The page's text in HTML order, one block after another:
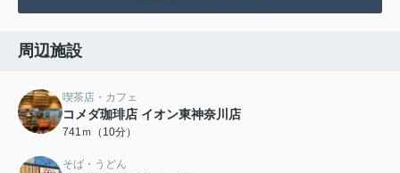
周辺施設
喫茶店・カフェ
コメダ珈琲店 イオン東神奈川店
741ｍ（10分）
そば・うどん